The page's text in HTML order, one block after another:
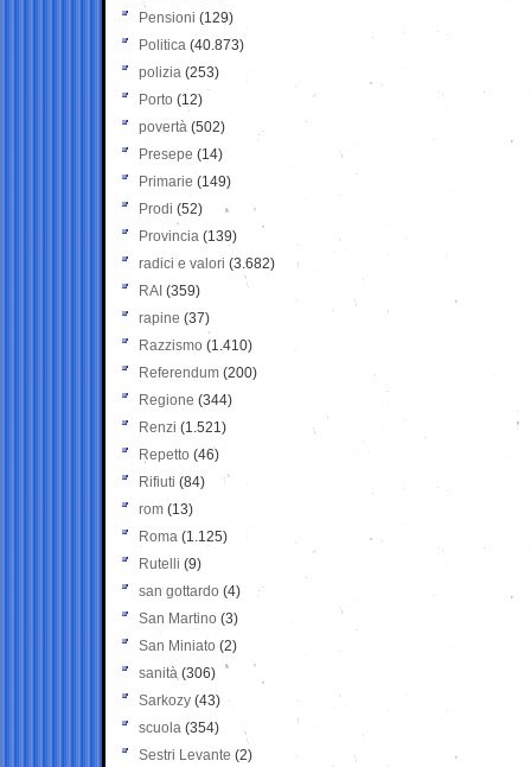
Pensioni (129)
Politica (40.873)
polizia (253)
Porto (12)
povertà (502)
Presepe (14)
Primarie (149)
Prodi (52)
Provincia (139)
radici e valori (3.682)
RAI (359)
rapine (37)
Razzismo (1.410)
Referendum (200)
Regione (344)
Renzi (1.521)
Repetto (46)
Rifiuti (84)
rom (13)
Roma (1.125)
Rutelli (9)
san gottardo (4)
San Martino (3)
San Miniato (2)
sanità (306)
Sarkozy (43)
scuola (354)
Sestri Levante (2)